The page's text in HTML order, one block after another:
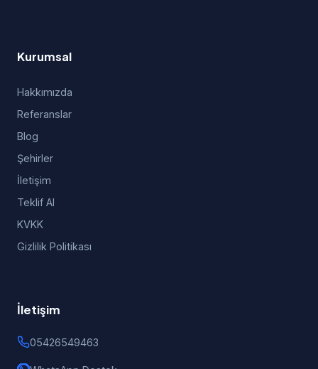
Kurumsal
Hakkımızda
Referanslar
Blog
Şehirler
İletişim
Teklif Al
KVKK
Gizlilik Politikası
İletişim
05426549463